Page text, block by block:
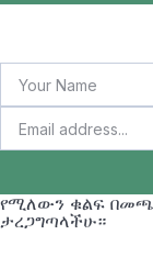
የሚለውን ቁልፍ
ታረጋግጣላችሁ።